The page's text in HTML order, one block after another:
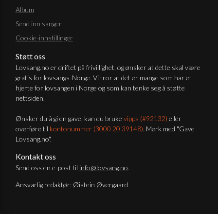
Album
Send inn sanger
Cookie-innstillinger
Støtt oss
Lovsang.no er driftet på frivillighet, og ønsker at dette skal være
gratis for lovsangs-Norge. Vi tror at det er mange som har et
hjerte for lovsangen i Norge og som kan tenke seg å støtte
nettsiden.
Ønsker du å gi en gave, kan du bruke vipps (#92132) eller
overføre til kontonummer (3000 20 39148). Merk med "Gave
Lovsang.no".
Kontakt oss
Send oss en e-post til info@lovsang.no.
Ansvarlig redaktør: Øistein Øvergaard